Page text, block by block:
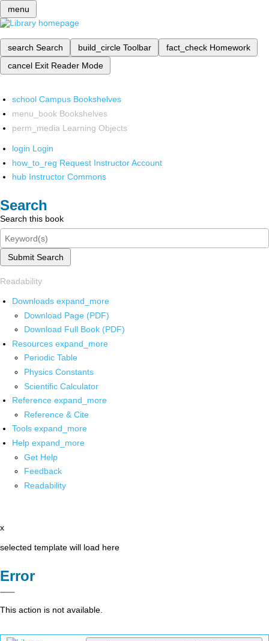
menu
search Search build_circle Toolbar fact_check Homework
cancel Exit Reader Mode
school Campus Bookshelves
menu_book Bookshelves
perm_media Learning Objects
login Login
how_to_reg Request Instructor Account
hub Instructor Commons
Search
Search this book
Submit Search
Readability
Downloads expand_more
Download Page (PDF)
Download Full Book (PDF)
Resources expand_more
Periodic Table
Physics Constants
Scientific Calculator
Reference expand_more
Reference & Cite
Tools expand_more
Help expand_more
Get Help
Feedback
Readability
x
selected template will load here
Error
This action is not available.